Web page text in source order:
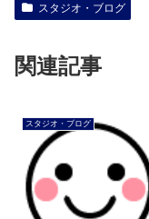
スタジオ・ブログ
関連記事
スタジオ・ブログ